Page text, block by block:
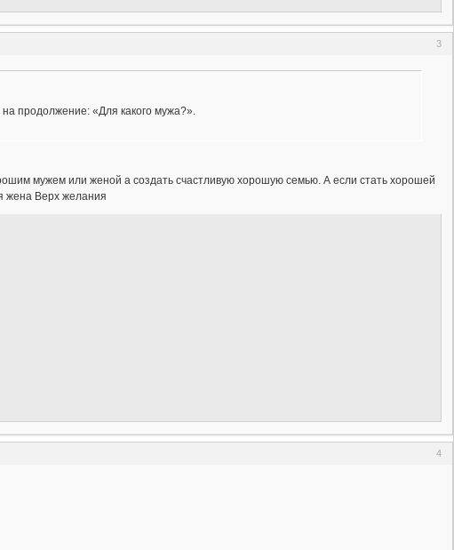
3
продолжение: «Для какого мужа?».
мужем или женой а создать счастливую хорошую семью. А если стать хорошей
жена Верх желания
4